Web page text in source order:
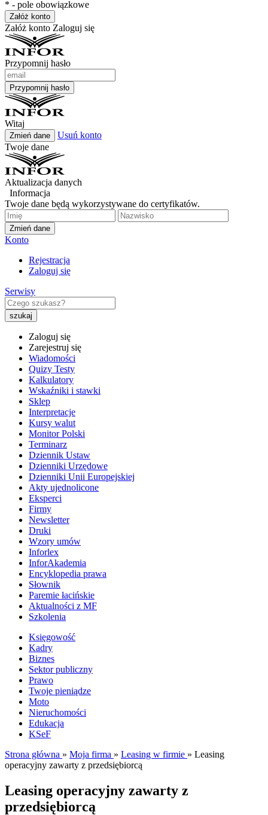
* - pole obowiązkowe
Załóż konto
Załóż konto Zaloguj się
Przypomnij hasło
Przypomnij hasło
Witaj
Zmień dane
Usuń konto
Twoje dane
Aktualizacja danych
Informacja
Twoje dane będą wykorzystywane do certyfikatów.
Zmień dane
Konto
Rejestracja
Zaloguj się
Serwisy
Zaloguj się
Zarejestruj się
Wiadomości
Quizy Testy
Kalkulatory
Wskaźniki i stawki
Sklep
Interpretacje
Kursy walut
Monitor Polski
Terminarz
Dziennik Ustaw
Dzienniki Urzędowe
Dzienniki Unii Europejskiej
Akty ujednolicone
Eksperci
Firmy
Newsletter
Druki
Wzory umów
Inforlex
InforAkademia
Encyklopedia prawa
Słownik
Paremie łacińskie
Aktualności z MF
Szkolenia
Księgowość
Kadry
Biznes
Sektor publiczny
Prawo
Twoje pieniądze
Moto
Nieruchomości
Edukacja
KSeF
Strona główna » Moja firma » Leasing w firmie » Leasing
operacyjny zawarty z przedsiębiorcą
Leasing operacyjny zawarty z
przedsiębiorcą